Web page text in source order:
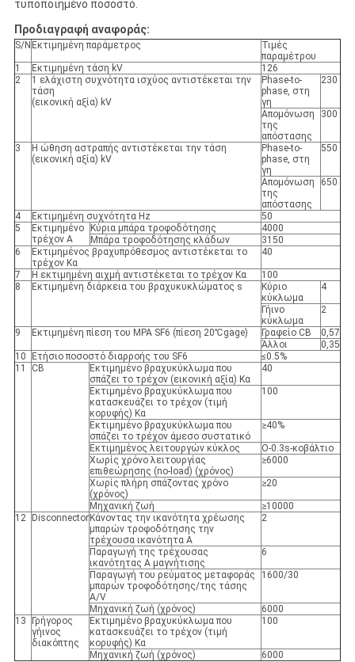
τυποποιημένο ποσοστό.
Προδιαγραφή αναφοράς:
S/N Εκτιμημένη παράμετρος
Τιμές
παραμέτρου
1
Εκτιμημένη τάση kV
126
2
1 ελάχιστη συχνότητα ισχύος αντιστέκεται την
τάση
(εικονική αξία) kV
Phase-to-
phase, στη
γη
230
Απομόνωση
της
απόστασης
300
3
Η ώθηση αστραπής αντιστέκεται την τάση
(εικονική αξία) kV
Phase-to-
phase, στη
γη
550
Απομόνωση
της
απόστασης
650
4 Εκτιμημένη συχνότητα Hz
50
5
Εκτιμημένο
τρέχον Α
Κύρια μπάρα τροφοδότησης
4000
Μπάρα τροφοδότησης κλάδων
3150
6
Εκτιμημένος βραχυπρόθεσμος αντιστέκεται το
τρέχον Κα
40
7 Η εκτιμημένη αιχμή αντιστέκεται το τρέχον Κα
100
8
Εκτιμημένη διάρκεια του βραχυκυκλώματος s
Κύριο
κύκλωμα
4
Γήινο
κύκλωμα
2
9 Εκτιμημένη πίεση του MPA SF6 (πίεση 20℃gage) Γραφείο CB
0,57
Άλλοι
0,35
10
Ετήσιο ποσοστό διαρροής του SF6
≤0.5%
11
CB
Εκτιμημένο βραχυκύκλωμα που
σπάζει το τρέχον (εικονική αξία) Κα
40
Εκτιμημένο βραχυκύκλωμα που
κατασκευάζει το τρέχον (τιμή
κορυφής) Κα
100
Εκτιμημένο βραχυκύκλωμα που
σπάζει το τρέχον άμεσο συστατικό
≥40%
Εκτιμημένος λειτουργών κύκλος
Ο-0.3s-κοβάλτιο
Χωρίς χρόνο λειτουργίας
επιθεώρησης (no-load) (χρόνος)
≥6000
Χωρίς πλήρη σπάζοντας χρόνο
(χρόνος)
≥20
Μηχανική ζωή
≥10000
12
Disconnector Κάνοντας την ικανότητα χρέωσης
μπαρών τροφοδότησης την
τρέχουσα ικανότητα Α
2
Παραγωγή της τρέχουσας
ικανότητας Α μαγνήτισης
6
Παραγωγή του ρεύματος μεταφοράς
μπαρών τροφοδότησης/της τάσης
A/V
1600/30
Μηχανική ζωή (χρόνος)
6000
13
Γρήγορος
γήινος
διακόπτης
Εκτιμημένο βραχυκύκλωμα που
κατασκευάζει το τρέχον (τιμή
κορυφής) Κα
100
Μηχανική ζωή (χρόνος) 6000